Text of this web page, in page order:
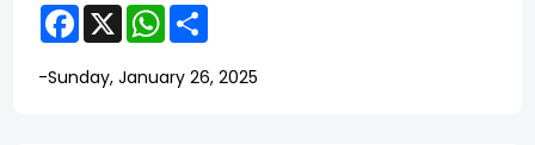
F
e
b
X
W
t
s
r
e
-Sunday, January 26, 2025